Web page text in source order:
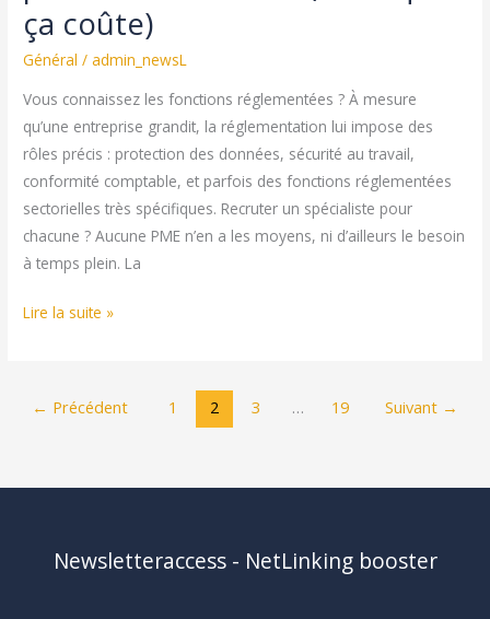
ça coûte)
Général /admin_newsL
Vous connaissez les fonctions réglementées ? À mesure
qu’une entreprise grandit, la réglementation lui impose des
rôles précis : protection des données, sécurité au travail,
conformité comptable, et parfois des fonctions réglementées
sectorielles très spécifiques. Recruter un spécialiste pour
chacune ? Aucune PME n’en a les moyens, ni d’ailleurs le besoin
à temps plein. La
PME
réglementées
Lire la suite »
← Précédent 1 2 3 … 19 Suivant →
Newsletteraccess - NetLinking booster